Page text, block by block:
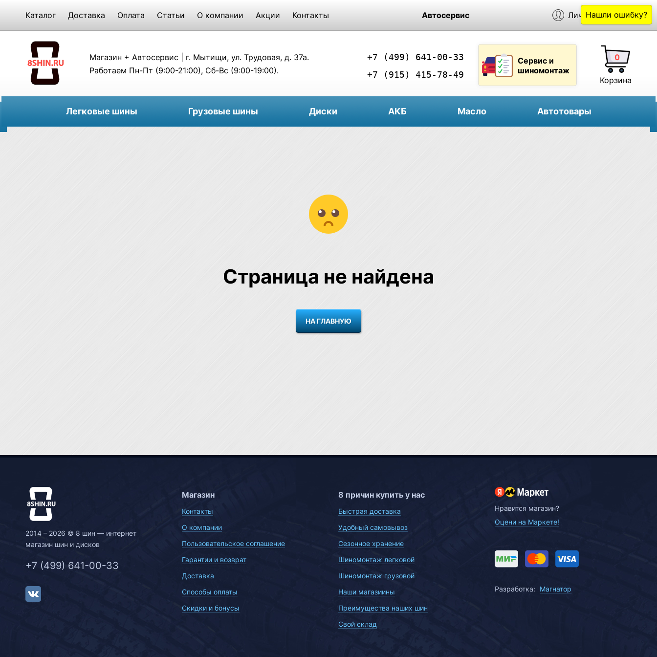
Каталог Доставка Оплата Статьи О компании Акции Контакты Автосервис Личный кабинет
Магазин + Автосервис | г. Мытищи, ул. Трудовая, д. 37а.
Работаем Пн-Пт (9:00-21:00), Сб-Вс (9:00-19:00).
+7 (499) 641-00-33
+7 (915) 415-78-49
Сервис и
шиномонтаж
0
Корзина
Легковые шины Грузовые шины Диски АКБ Масло Автотовары
Страница не найдена
НА ГЛАВНУЮ
2014 – 2026 © 8 шин — интернет
магазин шин и дисков
+7 (499) 641-00-33
Магазин
Контакты
О компании
Пользовательское соглашение
Гарантии и возврат
Доставка
Способы оплаты
Скидки и бонусы
8 причин купить у нас
Быстрая доставка
Удобный самовывоз
Сезонное хранение
Шиномонтаж легковой
Шиномонтаж грузовой
Наши магазиины
Преимущества наших шин
Свой склад
Нравится магазин?
Оцени на Маркете!
Разработка: Магнатор
Нашли ошибку?